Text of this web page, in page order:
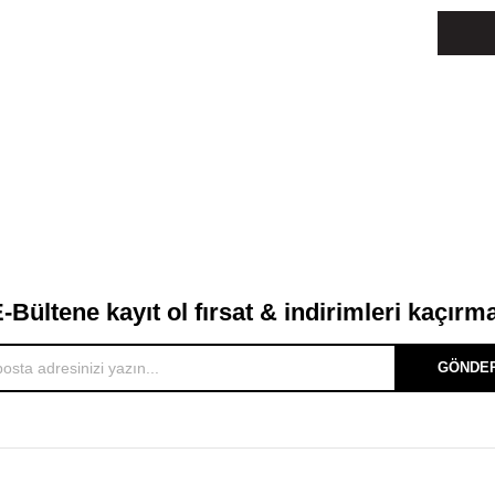
Bültene kayıt ol fırsat & indirimleri